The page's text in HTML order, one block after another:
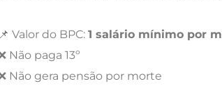
📌 Valor do BPC: 1 salário mínimo por
Não paga 13º
Não gera pensão por morte